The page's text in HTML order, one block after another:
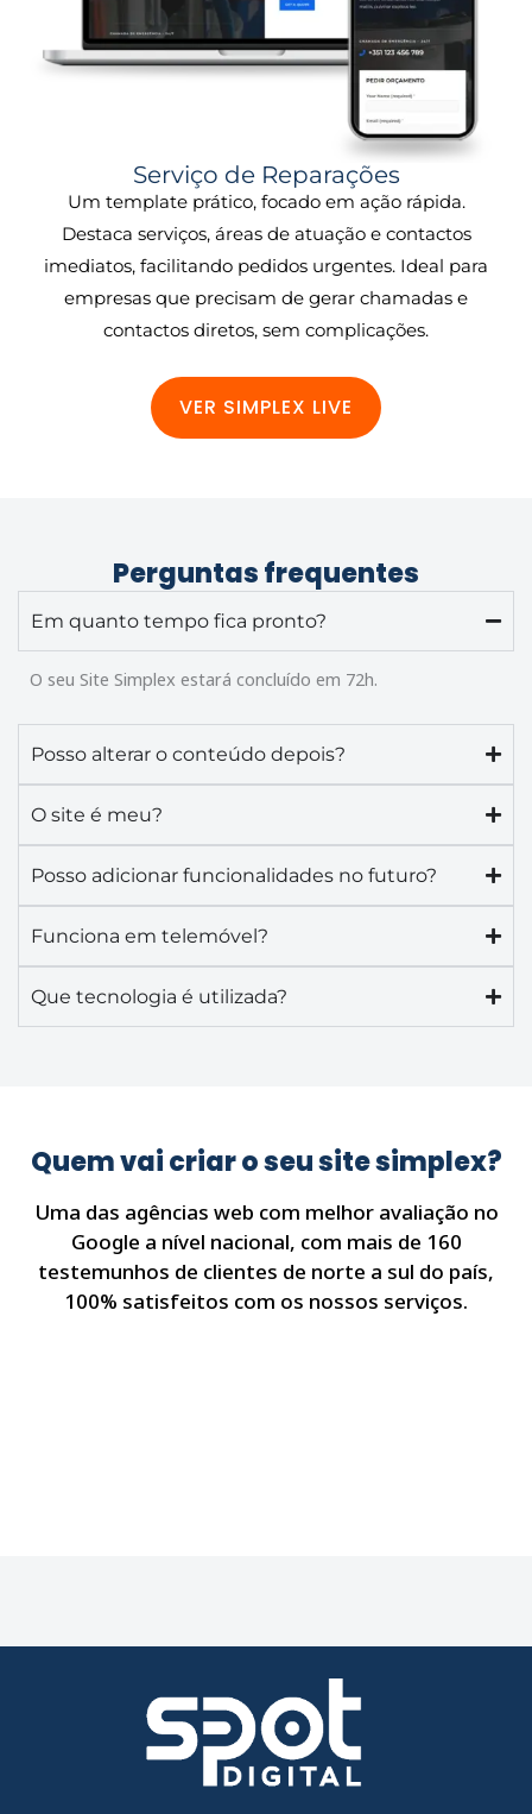
Serviço de Reparações
Um template prático, focado em ação rápida.
Destaca serviços, áreas de atuação e contactos
imediatos, facilitando pedidos urgentes. Ideal para
empresas que precisam de gerar chamadas e
contactos diretos, sem complicações.
VER SIMPLEX LIVE
Perguntas frequentes
Em quanto tempo fica pronto?
O seu Site Simplex estará concluído em 72h.
Posso alterar o conteúdo depois?
O site é meu?
Posso adicionar funcionalidades no futuro?
Funciona em telemóvel?
Que tecnologia é utilizada?
Quem vai criar o seu site simplex?
Uma das agências web com melhor avaliação no
Google a nível nacional, com mais de 160
testemunhos de clientes de norte a sul do país,
100% satisfeitos com os nossos serviços.